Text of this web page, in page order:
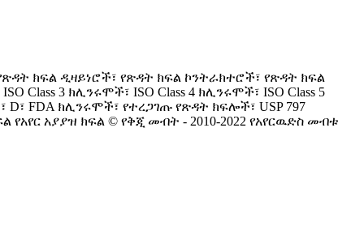
ክፍል ዲዛይነሮች፣ የጽዳት ክፍል ኮንትራክተሮች፣ የጽዳት ክፍል
Class 3 ክሊንሩሞች፣ ISO Class 4 ክሊንሩሞች፣ ISO Class 5
D፣ FDA ክሊንሩሞች፣ የተረጋገጡ የጽዳት ክፍሎች፣ USP 797
አያያዝ ክፍል © የቅጂ መብት - 2010-2022 የአየርዉድስ መብቱ